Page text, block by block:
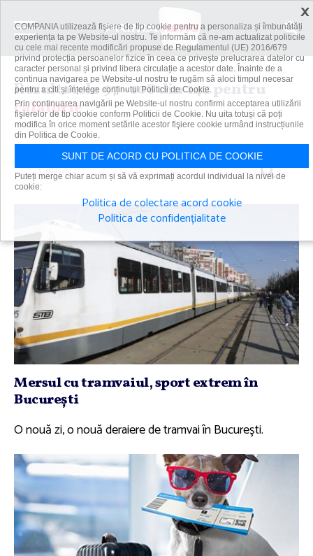
Rezultatele 97 - 108 din 142 pentru
calatorie
Caută
Mersul cu tramvaiul, sport extrem în
Bucureşti
O nouă zi, o nouă deraiere de tramvai în Bucureşti.
×
COMPANIA utilizează fişiere de tip cookie pentru a personaliza și îmbunătăți
experiența ta pe Website-ul nostru. Te informăm că ne-am actualizat politicile
cu cele mai recente modificări propuse de Regulamentul (UE) 2016/679
privind protecția persoanelor fizice în ceea ce privește prelucrarea datelor cu
caracter personal și privind libera circulație a acestor date. Înainte de a
continua navigarea pe Website-ul nostru te rugăm să aloci timpul necesar
pentru a citi și înțelege conținutul Politicii de Cookie.
Prin continuarea navigării pe Website-ul nostru confirmi acceptarea utilizării
fişierelor de tip cookie conform Politicii de Cookie. Nu uita totuși că poți
modifica în orice moment setările acestor fişiere cookie urmând instrucțiunile
din Politica de Cookie.
SUNT DE ACORD CU POLITICA DE COOKIE
Puteți merge chiar acum și să vă exprimați acordul individual la nivel de
cookie:
Politica de colectare acord cookie
Politica de confidențialitate